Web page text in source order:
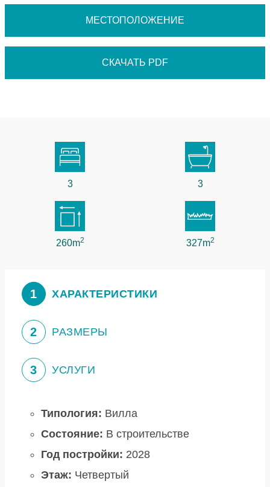
МЕСТОПОЛОЖЕНИЕ
СКАЧАТЬ PDF
3 3
260m2 327m2
1 ХАРАКТЕРИСТИКИ
2 РАЗМЕРЫ
3 УСЛУГИ
Типология: Вилла
Состояние: В строительстве
Год постройки: 2028
Этаж: Четвертый